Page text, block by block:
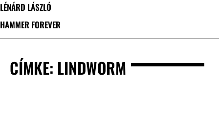
LÉNÁRD LÁSZLÓ
HAMMER FOREVER
CÍMKE: LINDWORM